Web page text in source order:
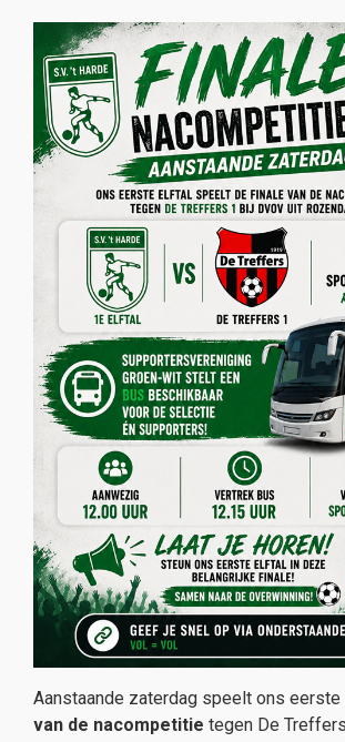
Aanstaande zaterdag speelt ons
van de nacompetitie tegen De